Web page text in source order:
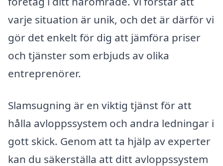
varje situation är unik, och det är därför vi
gör det enkelt för dig att jämföra priser
och tjänster som erbjuds av olika
entreprenörer.
Slamsugning är en viktig tjänst för att
hålla avloppssystem och andra ledningar i
gott skick. Genom att ta hjälp av experter
kan du säkerställa att ditt avloppssystem